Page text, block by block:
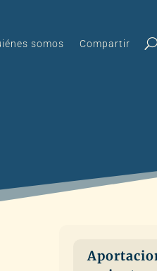
somos Compartir